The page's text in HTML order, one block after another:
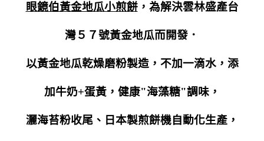
眼鏡伯黃金地瓜小煎餅，為解決雲林盛產台
灣５７號黃金地瓜而開發．
以黃金地瓜乾燥磨粉製造，不加一滴水，添
加牛奶+蛋黃，健康"海藻糖"調味，
灑海苔粉收尾、 日本製煎餅機自動化生產，